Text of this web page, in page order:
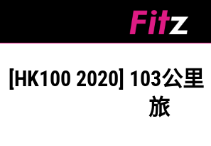
[HK100 2020] 103公
旅